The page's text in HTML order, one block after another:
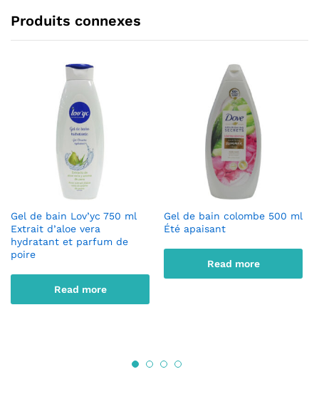
Produits connexes
Gel de bain Lov’yc 750 ml
Extrait d’aloe vera
hydratant et parfum de
poire
Read more
Gel de bain colombe 500 ml
Été apaisant
Read more